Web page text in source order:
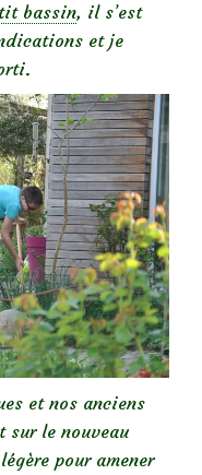
bassin, il s’est
et je
et nos anciens
sur le nouveau
pour amener